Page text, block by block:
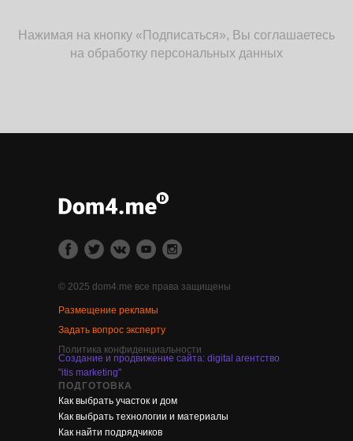
Нажимая на кнопку «Подписаться», Вы соглашаетесь
на обработку персональных данных
ПОДГОТОВКА
Как выбрать участок и дом
© 2025 dom4.me все права защищены
Как выбрать технологии и материалы
Как найти подрядчиков
Размещение рекламы
Политика конфиденциальности
Задать вопрос эксперту
Создание и продвижение сайта: digital агентство
"itis marketing"